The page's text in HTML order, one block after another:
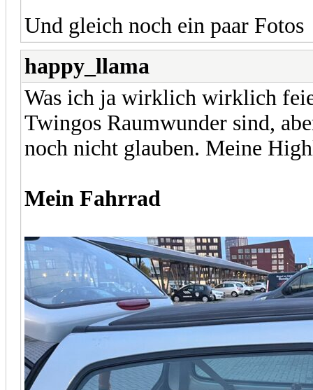
Und gleich noch ein paar Fotos
happy_llama
Was ich ja wirklich wirklich
Twingos Raumwunder sind,
noch nicht glauben. Meine
Mein Fahrrad